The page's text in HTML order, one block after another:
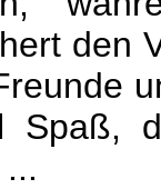
den
Spaß,